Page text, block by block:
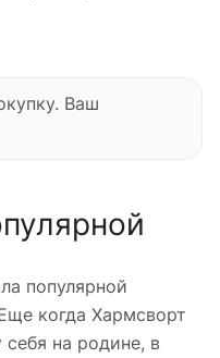
Ваш
популярной
когда Хармсворт
на родине, в